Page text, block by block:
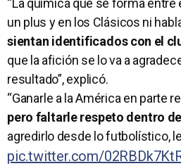
“La química que se forma entre
un plus y en los Clásicos ni
sientan identificados con el
que la afición se lo va a
resultado”, explicó.
“Ganarle a la América en parte
pero faltarle respeto dentro
agredirlo desde lo futbolístico,
pic.twitter.com/